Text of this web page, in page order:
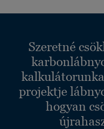
Szeretné
projektje
hogyan